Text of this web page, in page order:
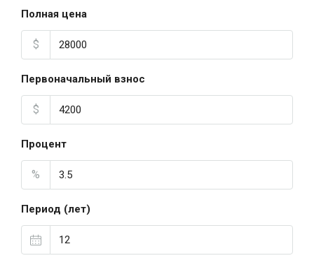
Полная цена
$
Первоначальный взнос
$
Процент
%
Период (лет)